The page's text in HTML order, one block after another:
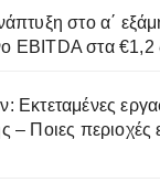
στο α΄
EBITDA στα €1,2
– Ποιες περιοχές